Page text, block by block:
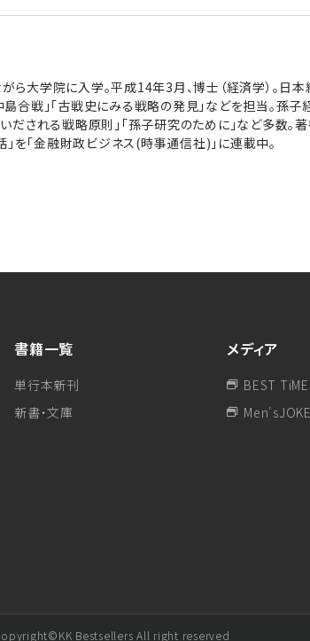
大学院に入学。平成14年3月、博士（経済学）。日
合戦」「古戦史にみる戦略の発見」などを担当。孫
される戦略原則」「孫子研究のために」など多数。
」を「金融財政ビジネス(時事通信社)」に連載中。
書籍一覧
単行本新刊
新書・文庫
メディア
BEST
Bestsellers All right reserved